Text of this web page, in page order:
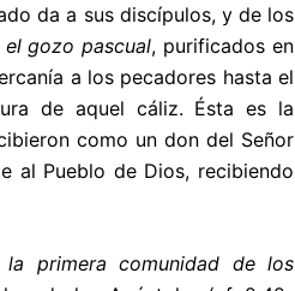
da a sus discípulos, y de los
gozo pascual, purificados en
a los pecadores hasta el
de aquel cáliz. Ésta es la
como un don del Señor
al Pueblo de Dios, recibiendo
la primera comunidad de los